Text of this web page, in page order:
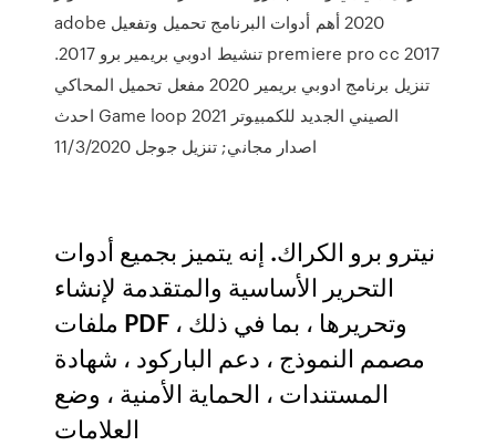
2020 أهم أدوات البرنامج تحميل وتفعيل adobe
premiere pro cc 2017 تنشيط ادوبي بريمير برو 2017.
تنزيل برنامج ادوبي بريمير 2020 مفعل تحميل المحاكي
الصيني الجديد للكمبيوتر Game loop 2021 احدث
اصدار مجاني; تنزيل جوجل 11/3/2020
نيترو برو الكراك. إنه يتميز بجميع أدوات
التحرير الأساسية والمتقدمة لإنشاء
ملفات PDF وتحريرها ، بما في ذلك ،
مصمم النموذج ، دعم الباركود ، شهادة
المستندات ، الحماية الأمنية ، وضع
العلامات